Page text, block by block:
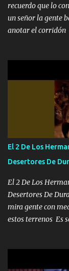
recuerdo que lo
un señor la gente
anotar el corridón
camisa es color
con los drones
Bellas Artes me
verde se le
POR CLAVE ES
tirante andamos
se ve limpio el
misma piedra me
en corto me tiró a
El 2 De Los
Desertores De
El 2 De Los
Desertores De
mira gente con
estos terrenos Es
ni tampoco las